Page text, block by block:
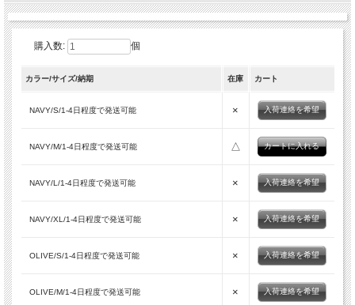
購入数: 個
カラー/サイズ/納期 在庫 カート
NAVY/S/1-4日程度で発送可能 × 入荷連絡を希望
NAVY/M/1-4日程度で発送可能 △
NAVY/L/1-4日程度で発送可能 × 入荷連絡を希望
NAVY/XL/1-4日程度で発送可能 × 入荷連絡を希望
OLIVE/S/1-4日程度で発送可能 × 入荷連絡を希望
OLIVE/M/1-4日程度で発送可能 × 入荷連絡を希望